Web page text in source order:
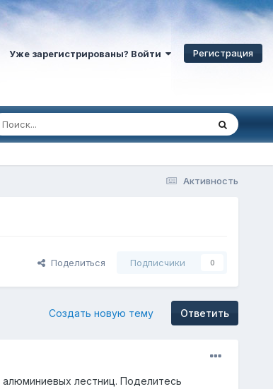
Уже зарегистрированы? Войти Регистрация
Активность
Поделиться Подписчики 0
Ответить
Создать новую тему
лестниц. Поделитесь